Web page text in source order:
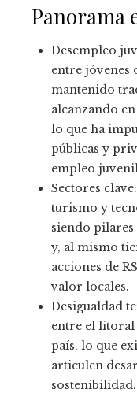
Panorama
Desempleo
entre jóvenes
mantenido
alcanzando
lo que ha
públicas y
empleo
Sectores
turismo y
siendo pilares
y, al mismo
acciones de
valor locales.
Desigualdad
entre el
país, lo que
articulen
sostenibilidad.